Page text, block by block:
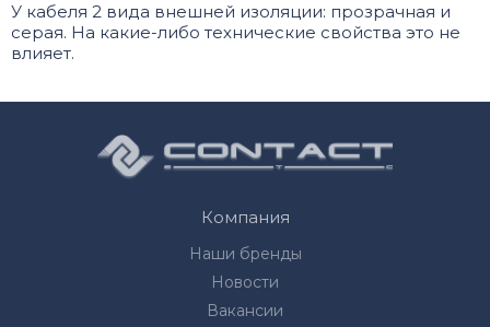
У кабеля 2 вида внешней изоляции: прозрачная и
серая. На какие-либо технические свойства это не
влияет.
Компания
Наши бренды
Новости
Вакансии